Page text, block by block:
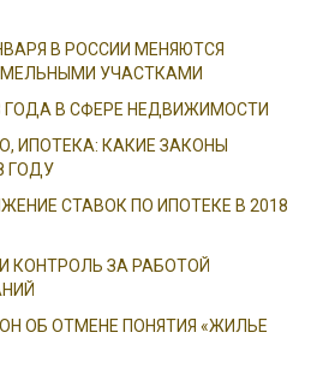
В РОССИИ МЕНЯЮТСЯ
УЧАСТКАМИ
ГОДА В СФЕРЕ НЕДВИЖИМОСТИ
ИПОТЕКА: КАКИЕ ЗАКОНЫ
ГОДУ
СТАВОК ПО ИПОТЕКЕ В 2018
КОНТРОЛЬ ЗА РАБОТОЙ
ОБ ОТМЕНЕ ПОНЯТИЯ «ЖИЛЬЕ